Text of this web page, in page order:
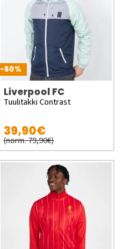
-50%
Liverpool FC
Tuulitakki Contrast
39,90€
(norm. 79,90€)